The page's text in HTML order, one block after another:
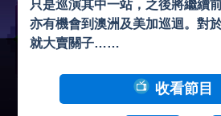
只是巡演其中一站，之後將繼續
亦有機會到澳洲及美加巡迴。對
就大賣關子……
收看節目